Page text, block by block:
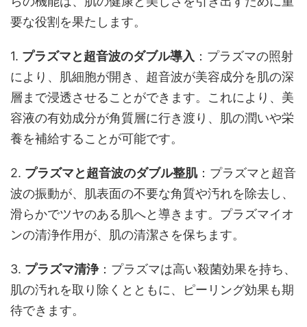
要な役割を果たします。
1. プラズマと超音波のダブル導入 ：プラズマの照射
により、肌細胞が開き、超音波が美容成分を肌の深
層まで浸透させることができます。これにより、美
容液の有効成分が角質層に行き渡り、肌の潤いや栄
養を補給することが可能です。
2. プラズマと超音波のダブル整肌：プラズマと超音
波の振動が、肌表面の不要な角質や汚れを除去し、
滑らかでツヤのある肌へと導きます。プラズマイオ
ンの清浄作用が、肌の清潔さを保ちます。
3. プラズマ清浄：プラズマは高い殺菌効果を持ち、
肌の汚れを取り除くとともに、ピーリング効果も期
待できます。